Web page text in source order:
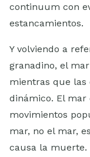
continuum con
estancamientos.
Y volviendo a
granadino, el
mientras que las
dinámico. El mar
movimientos
mar, no el mar,
causa la muerte.